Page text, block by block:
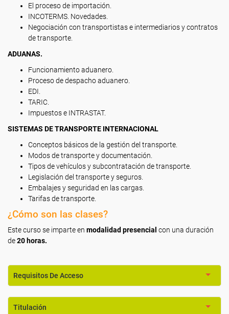
El proceso de importación.
INCOTERMS. Novedades.
Negociación con transportistas e intermediarios y contratos
de transporte.
ADUANAS.
Funcionamiento aduanero.
Proceso de despacho aduanero.
EDI.
TARIC.
Impuestos e INTRASTAT.
SISTEMAS DE TRANSPORTE INTERNACIONAL
Conceptos básicos de la gestión del transporte.
Modos de transporte y documentación.
Tipos de vehículos y subcontratación de transporte.
Legislación del transporte y seguros.
Embalajes y seguridad en las cargas.
Tarifas de transporte.
¿Cómo son las clases?
Este curso se imparte en modalidad presencial con una duración
de20 horas.
Requisitos De Acceso
Titulación